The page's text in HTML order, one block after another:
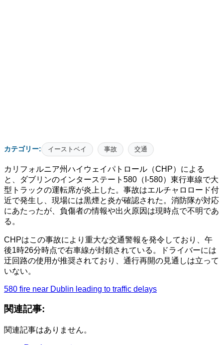
カテゴリー: イーストベイ 事故 交通
カリフォルニア州ハイウェイパトロール（CHP）による
と、ダブリンのインターステート580（I-580）東行車線で大
型トラックの運転席が炎上した。事故はエルチャロロード付
近で発生し、現場には黒煙と炎が確認された。消防隊が対応
にあたったが、負傷者の情報や出火原因は現時点で不明であ
る。
CHPはこの事故により重大な交通警報を発令しており、午
後1時26分時点で右車線が封鎖されている。ドライバーには
迂回路の使用が推奨されており、通行再開の見通しは立って
いない。
580 fire near Dublin leading to traffic delays
関連記事:
関連記事はありません。